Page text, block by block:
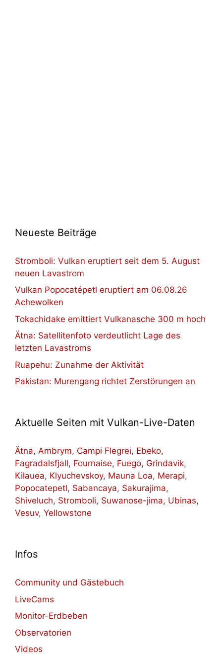
Neueste Beiträge
Stromboli: Vulkan eruptiert seit dem 5. August
neuen Lavastrom
Vulkan Popocatépetl eruptiert am 06.08.26
Achewolken
Tokachidake emittiert Vulkanasche 300 m hoch
Ätna: Satellitenfoto verdeutlicht Lage des
letzten Lavastroms
Ruapehu: Zunahme der Aktivität
Pakistan: Murengang richtet Zerstörungen an
Aktuelle Seiten mit Vulkan-Live-Daten
Ätna, Ambrym, Campi Flegrei, Ebeko,
Fagradalsfjall, Fournaise, Fuego, Grindavik,
Kilauea, Klyuchevskoy, Mauna Loa, Merapi,
Popocatepetl, Sabancaya, Sakurajima,
Shiveluch, Stromboli, Suwanose-jima, Ubinas,
Vesuv, Yellowstone
Infos
Community und Gästebuch
LiveCams
Monitor-Erdbeben
Observatorien
Videos